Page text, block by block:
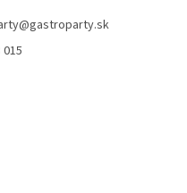
@gastroparty.sk
015